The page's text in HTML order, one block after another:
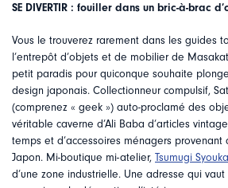
SE DIVERTIR : fouiller dans un bric-à-brac
Vous le trouverez rarement dans les guides
l’entrepôt d’objets et de mobilier de
petit paradis pour quiconque souhaite
design japonais. Collectionneur compulsif,
(comprenez « geek ») auto-proclamé des
véritable caverne d’Ali Baba d’articles
temps et d’accessoires ménagers provenant
Japon. Mi-boutique mi-atelier, Tsumugi
d’une zone industrielle. Une adresse qui